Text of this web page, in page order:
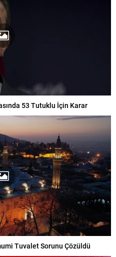
53 Tutuklu İçin Karar
Tuvalet Sorunu Çözüldü